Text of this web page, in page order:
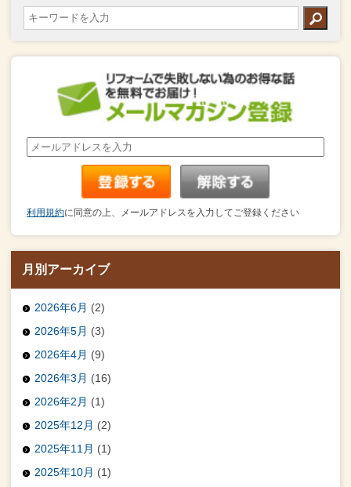
利用規約に同意の上、メールアドレスを入力してご登録ください
月別アーカイブ
2026年6月 (2)
2026年5月 (3)
2026年4月 (9)
2026年3月 (16)
2026年2月 (1)
2025年12月 (2)
2025年11月 (1)
2025年10月 (1)